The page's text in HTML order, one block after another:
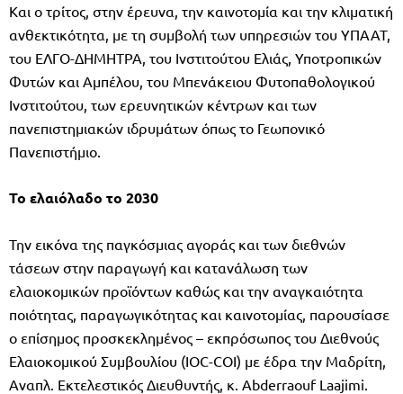
Και ο τρίτος, στην έρευνα, την καινοτομία και την κλιματική
ανθεκτικότητα, με τη συμβολή των υπηρεσιών του ΥΠΑΑΤ,
του ΕΛΓΟ-ΔΗΜΗΤΡΑ, του Ινστιτούτου Ελιάς, Υποτροπικών
Φυτών και Αμπέλου, του Μπενάκειου Φυτοπαθολογικού
Ινστιτούτου, των ερευνητικών κέντρων και των
πανεπιστημιακών ιδρυμάτων όπως το Γεωπονικό
Πανεπιστήμιο.
Το ελαιόλαδο το 2030
Την εικόνα της παγκόσμιας αγοράς και των διεθνών
τάσεων στην παραγωγή και κατανάλωση των
ελαιοκομικών προϊόντων καθώς και την αναγκαιότητα
ποιότητας, παραγωγικότητας και καινοτομίας, παρουσίασε
ο επίσημος προσκεκλημένος – εκπρόσωπος του Διεθνούς
Ελαιοκομικού Συμβουλίου (IOC-COI) με έδρα την Μαδρίτη,
Αναπλ. Εκτελεστικός Διευθυντής, κ. Abderraouf Laajimi.